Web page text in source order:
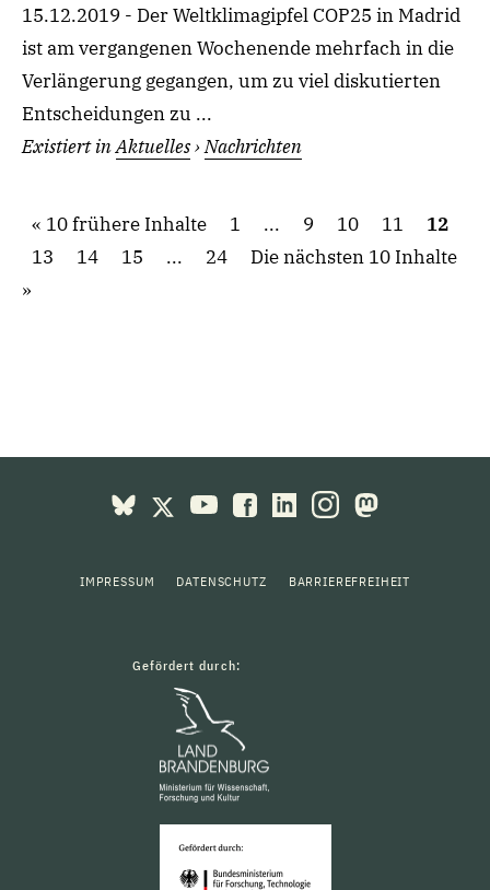
15.12.2019 - Der Weltklimagipfel COP25 in Madrid
ist am vergangenen Wochenende mehrfach in die
Verlängerung gegangen, um zu viel diskutierten
Entscheidungen zu ...
Existiert inAktuelles›Nachrichten
10 frühere Inhalte 1 ... 9 10 11
12
13
14 15 ... 24 Die nächsten 10 Inhalte
IMPRESSUM DATENSCHUTZ BARRIEREFREIHEIT
Gefördert durch: